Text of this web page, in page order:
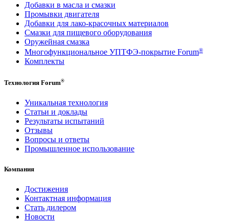
Добавки в масла и смазки
Промывки двигателя
Добавки для лако-красочных материалов
Смазки для пищевого оборудования
Оружейная смазка
Многофункциональное УПТФЭ-покрытие Forum®
Комплекты
Технология Forum®
Уникальная технология
Статьи и доклады
Результаты испытаний
Отзывы
Вопросы и ответы
Промышленное использование
Компания
Достижения
Контактная информация
Стать дилером
Новости